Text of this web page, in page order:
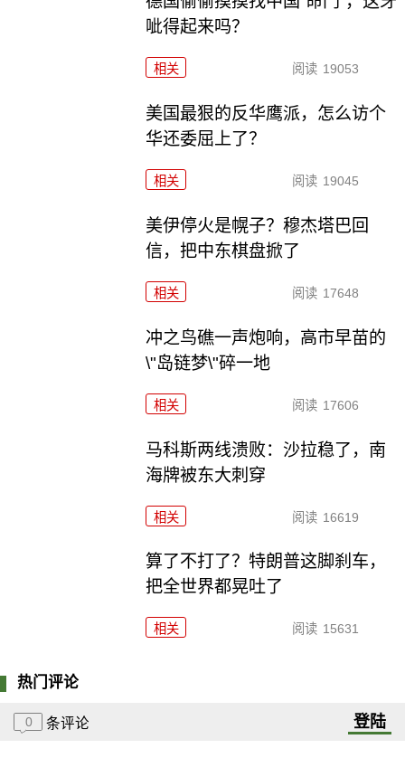
呲得起来吗？
相关 阅读 19053
美国最狠的反华鹰派，怎么访个
华还委屈上了？
相关 阅读 19045
美伊停火是幌子？穆杰塔巴回
信，把中东棋盘掀了
相关 阅读 17648
冲之鸟礁一声炮响，高市早苗的
\"岛链梦\"碎一地
相关 阅读 17606
马科斯两线溃败：沙拉稳了，南
海牌被东大刺穿
相关 阅读 16619
算了不打了？特朗普这脚刹车，
把全世界都晃吐了
相关 阅读 15631
热门评论
0 条评论 登陆